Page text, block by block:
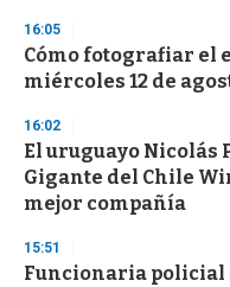
d
s
o
f
3
s
e
c
o
d
s
16:05
Cómo fotografiar el
miércoles 12 de
16:02
El uruguayo Nicolás
Gigante del Chile
mejor compañía
15:51
Funcionaria policial